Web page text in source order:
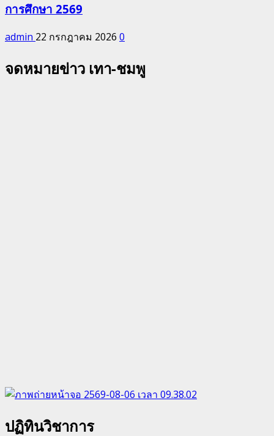
การศึกษา 2569
admin 22 กรกฎาคม 2026 0
จดหมายข่าว เทา-ชมพู
ปฏิทินวิชาการ